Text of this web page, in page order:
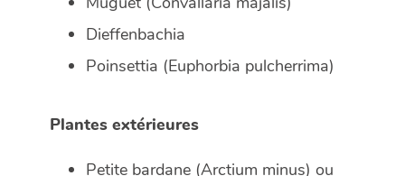
Dieffenbachia
Poinsettia (Euphorbia pulcherrima)
Plantes extérieures
Petite bardane (Arctium minus) ou